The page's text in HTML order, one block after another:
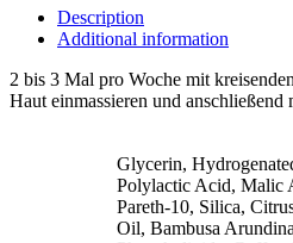
Description
Additional information
2 bis 3 Mal pro Woche mit
Haut einmassieren und anschließend
Glycerin,
Polylactic Acid, Malic
Pareth-10, Silica,
Oil, Bambusa